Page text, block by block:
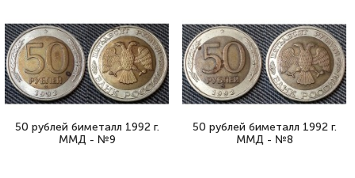
50 рублей биметалл 1992 г.
ММД - №9
50 рублей биметалл 1992 г.
ММД - №8